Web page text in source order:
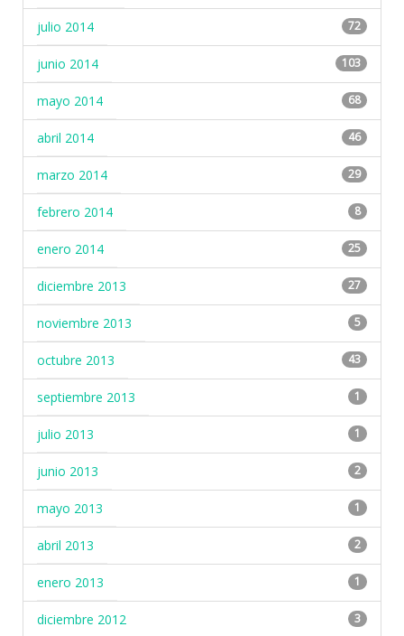
julio 2014 72
junio 2014 103
mayo 2014 68
abril 2014 46
marzo 2014 29
febrero 2014 8
enero 2014 25
diciembre 2013 27
noviembre 2013 5
octubre 2013 43
septiembre 2013 1
julio 2013 1
junio 2013 2
mayo 2013 1
abril 2013 2
enero 2013 1
diciembre 2012 3